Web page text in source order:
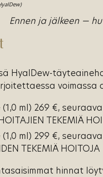
Ennen ja jälkeen —
HyalDew-
voimassa
(1,0 ml) 269 €,
TEKEMIÄ
(1,0 ml) 299 €,
TEKEMIÄ HOITOJA
hinnat